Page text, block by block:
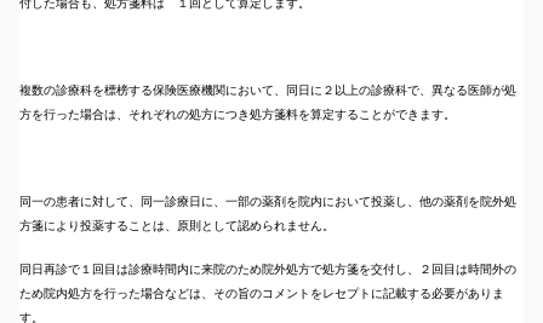
付した場合も、処方箋料は １回として算定します。
複数の診療科を標榜する保険医療機関において、同日に２以上の診療科で、異なる医師が処
方を行った場合は、それぞれの処方につき処方箋料を算定することができます。
同一の患者に対して、同一診療日に、一部の薬剤を院内において投薬し、他の薬剤を院外処
方箋により投薬することは、原則として認められません。
同日再診で１回目は診療時間内に来院のため院外処方で処方箋を交付し、２回目は時間外の
ため院内処方を行った場合などは、その旨のコメントをレセプトに記載する必要がありま
す。